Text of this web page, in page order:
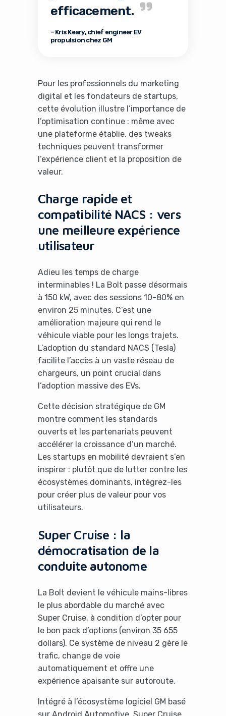
efficacement.
– Kris Keary, chief engineer EV
propulsion chez GM
Pour les professionnels du marketing
digital et les fondateurs de startups,
cette évolution illustre l’importance de
l’optimisation continue : même avec
une plateforme établie, des tweaks
techniques peuvent transformer
l’expérience client et la proposition de
valeur.
Charge rapide et
compatibilité NACS : vers
une meilleure expérience
utilisateur
Adieu les temps de charge
interminables ! La Bolt passe désormais
à 150 kW, avec des sessions 10-80% en
environ 25 minutes. C’est une
amélioration majeure qui rend le
véhicule viable pour les longs trajets.
L’adoption du standard NACS (Tesla)
facilite l’accès à un vaste réseau de
chargeurs, un point crucial dans
l’adoption massive des EVs.
Cette décision stratégique de GM
montre comment les standards
ouverts et les partenariats peuvent
accélérer la croissance d’un marché.
Les startups en mobilité devraient s’en
inspirer : plutôt que de lutter contre les
écosystèmes dominants, intégrez-les
pour créer plus de valeur pour vos
utilisateurs.
Super Cruise : la
démocratisation de la
conduite autonome
La Bolt devient le véhicule mains-libres
le plus abordable du marché avec
Super Cruise, à condition d’opter pour
le bon pack d’options (environ 35 655
dollars). Ce système de niveau 2 gère le
trafic, change de voie
automatiquement et offre une
expérience apaisante sur autoroute.
Intégré à l’écosystème logiciel GM basé
It looks like you're
using an ad-blocker!
Yes, I will turn off Ad-Blocker